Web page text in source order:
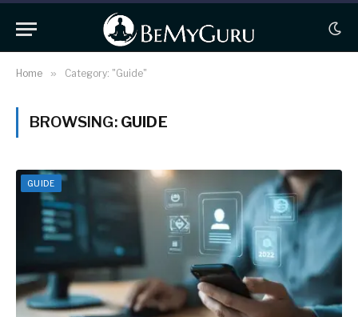
Home » Category: "Guide"
BROWSING: GUIDE
GUIDE